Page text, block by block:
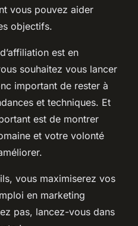
vous pouvez aider
objectifs.
est en
souhaitez vous lancer
important de rester à
et techniques. Et
est de montrer
et votre volonté
vous maximiserez vos
en marketing
pas, lancez-vous dans